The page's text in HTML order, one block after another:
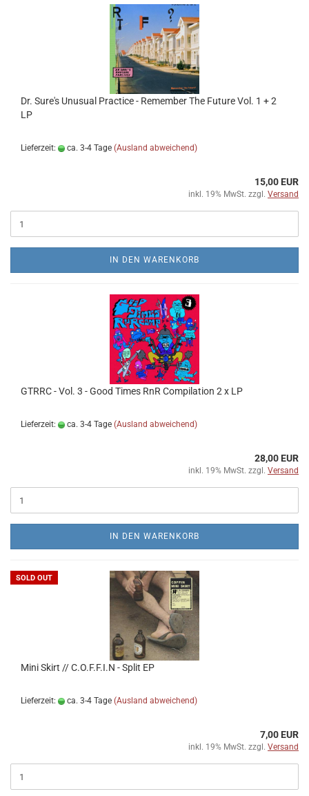
Dr. Sure's Unusual Practice - Remember The Future Vol. 1 + 2
LP
Lieferzeit: ca. 3-4 Tage (Ausland abweichend)
15,00 EUR
inkl. 19% MwSt. zzgl. Versand
IN DEN WARENKORB
GTRRC - Vol. 3 - Good Times RnR Compilation 2 x LP
Lieferzeit: ca. 3-4 Tage (Ausland abweichend)
28,00 EUR
inkl. 19% MwSt. zzgl. Versand
IN DEN WARENKORB
SOLD OUT
Mini Skirt // C​​.​​O​​.​​F​​.​​F​​.​​I​​.​​N - Split EP
Lieferzeit: ca. 3-4 Tage (Ausland abweichend)
7,00 EUR
inkl. 19% MwSt. zzgl. Versand